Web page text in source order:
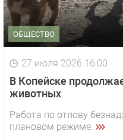
ОБЩЕСТВО
27 июля 2026 16:00
В Копейске
животных
Работа по отлову
плановом режиме.